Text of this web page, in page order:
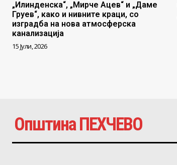
„Илинденска“, „Мирче Ацев“ и „Даме
Груев“, како и нивните краци, со
изградба на нова атмосферска
канализација
15 Јули, 2026
Општина ПЕХЧЕВО